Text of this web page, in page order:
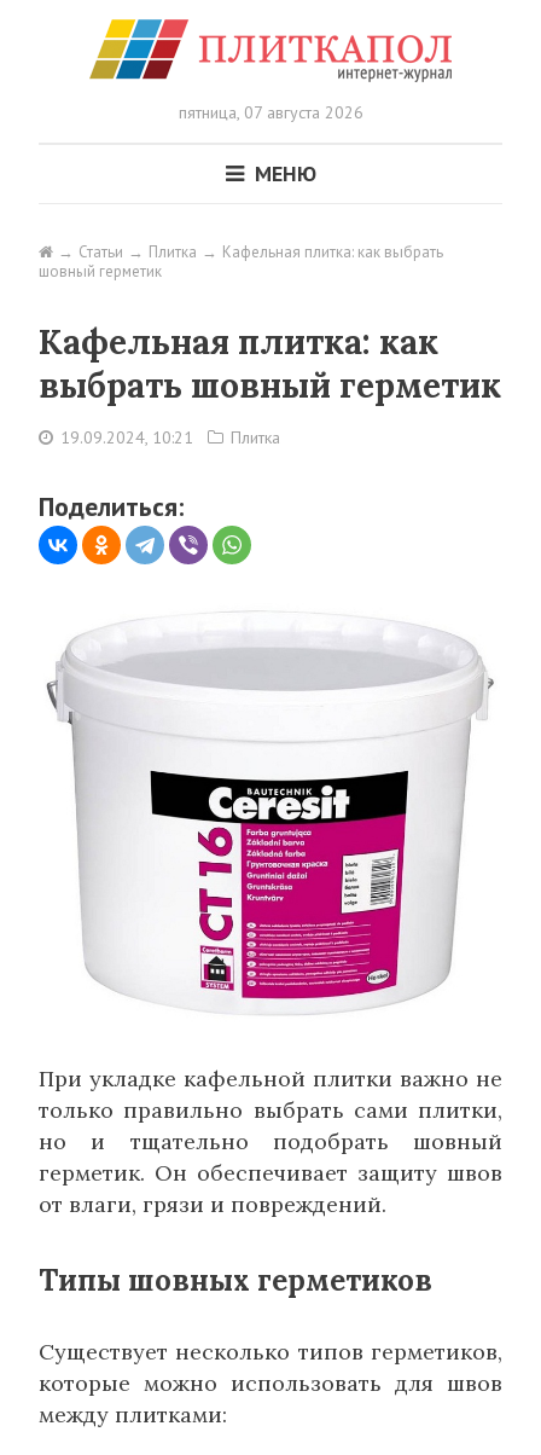
пятница,07 августа 2026
МЕНЮ
Статьи Плитка
Кафельная плитка: как выбрать
шовный герметик
Кафельная плитка: как
выбрать шовный герметик
19.09.2024, 10:21 Плитка
Поделиться:
При укладке кафельной плитки важно не
только правильно выбрать сами плитки,
но и тщательно подобрать шовный
герметик. Он обеспечивает защиту швов
от влаги, грязи и повреждений.
Типы шовных герметиков
Существует несколько типов герметиков,
которые можно использовать для швов
между плитками: